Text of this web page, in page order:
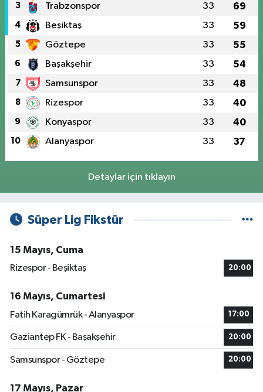
3 Trabzonspor 33 69
4 Beşiktaş 33 59
5 Göztepe 33 55
6 Başakşehir 33 54
7 Samsunspor 33 48
8 Rizespor 33 40
9 Konyaspor 33 40
10 Alanyaspor 33 37
Detaylar için tıklayın
Süper Lig Fikstür
15 Mayıs, Cuma
Rizespor - Beşiktaş
20:00
16 Mayıs, Cumartesi
Fatih Karagümrük - Alanyaspor
17:00
Gaziantep FK - Başakşehir 20:00
Samsunspor - Göztepe 20:00
17 Mayıs, Pazar